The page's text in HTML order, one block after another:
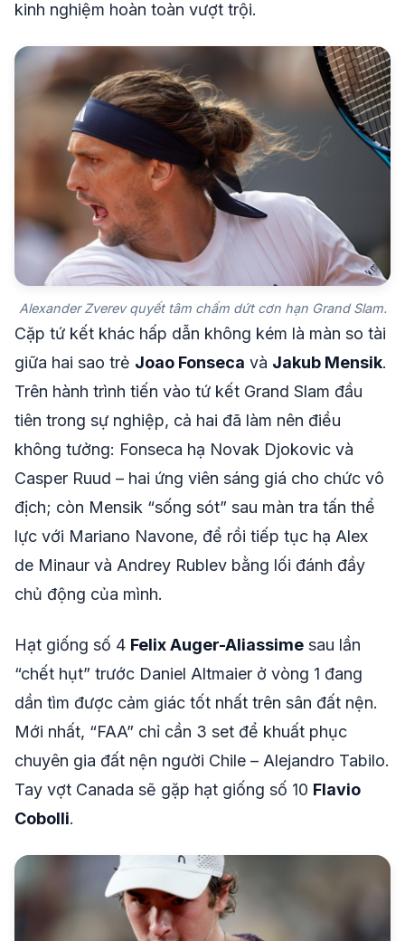
kinh nghiệm hoàn toàn vượt trội.
Alexander Zverev quyết tâm chấm dứt cơn hạn Grand Slam.
Cặp tứ kết khác hấp dẫn không kém là màn so tài
giữa hai sao trẻ Joao Fonseca và Jakub Mensik.
Trên hành trình tiến vào tứ kết Grand Slam đầu
tiên trong sự nghiệp, cả hai đã làm nên điều
không tưởng: Fonseca hạ Novak Djokovic và
Casper Ruud – hai ứng viên sáng giá cho chức vô
địch; còn Mensik “sống sót” sau màn tra tấn thể
lực với Mariano Navone, để rồi tiếp tục hạ Alex
de Minaur và Andrey Rublev bằng lối đánh đầy
chủ động của mình.
Hạt giống số 4 Felix Auger-Aliassime sau lần
“chết hụt” trước Daniel Altmaier ở vòng 1 đang
dần tìm được cảm giác tốt nhất trên sân đất nện.
Mới nhất, “FAA” chỉ cần 3 set để khuất phục
chuyên gia đất nện người Chile – Alejandro Tabilo.
Tay vợt Canada sẽ gặp hạt giống số 10 Flavio
Cobolli.